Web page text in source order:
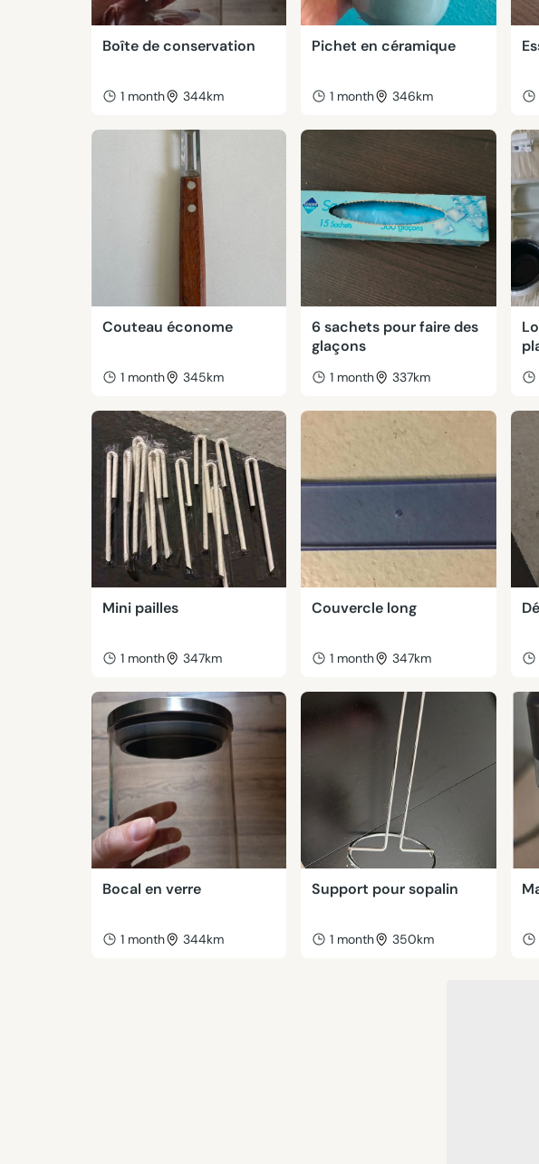
Boîte de conservation
1 month 344km
Pichet en céramique
1 month 346km
Couteau économe
1 month 345km
6 sachets pour faire des
glaçons
1 month 337km
Mini pailles
1 month 347km
Couvercle long
1 month 347km
Bocal en verre
1 month 344km
Support pour sopalin
1 month 350km